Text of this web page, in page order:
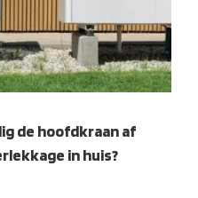
de hoofdkraan af
in huis?